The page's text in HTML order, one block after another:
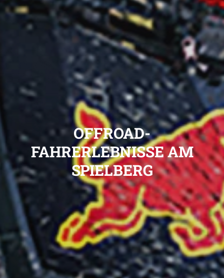
OFFROAD-
FAHRERLEBNISSE AM
SPIELBERG